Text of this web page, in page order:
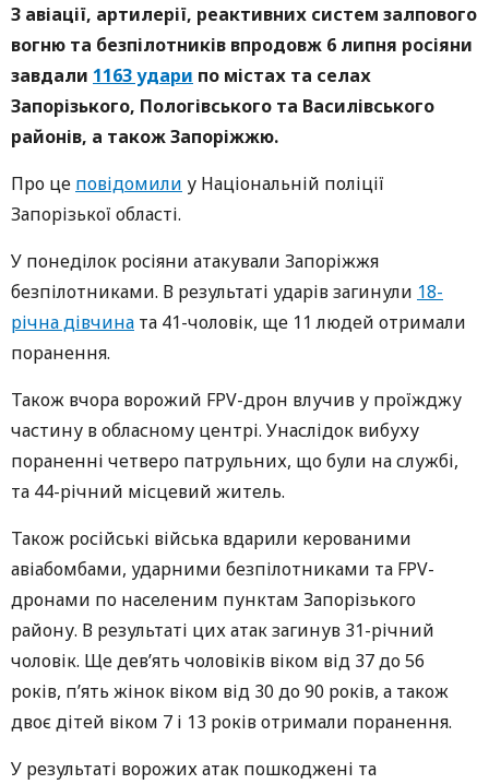
З авіації, артилерії, реактивних систем залпового
вогню та безпілотників впродовж 6 липня росіяни
завдали 1163 удари по містах та селах
Запорізького, Пологівського та Василівського
районів, а також Запоріжжю.
Про це повідомили у Національній поліції
Запорізької області.
У понеділок росіяни атакували Запоріжжя
безпілотниками. В результаті ударів загинули 18-
річна дівчина та 41-чоловік, ще 11 людей отримали
поранення.
Також вчора ворожий FPV-дрон влучив у проїжджу
частину в обласному центрі. Унаслідок вибуху
пораненні четверо патрульних, що були на службі,
та 44-річний місцевий житель.
Також російські війська вдарили керованими
авіабомбами, ударними безпілотниками та FPV-
дронами по населеним пунктам Запорізького
району. В результаті цих атак загинув 31-річний
чоловік. Ще дев’ять чоловіків віком від 37 до 56
років, п’ять жінок віком від 30 до 90 років, а також
двоє дітей віком 7 і 13 років отримали поранення.
У результаті ворожих атак пошкоджені та